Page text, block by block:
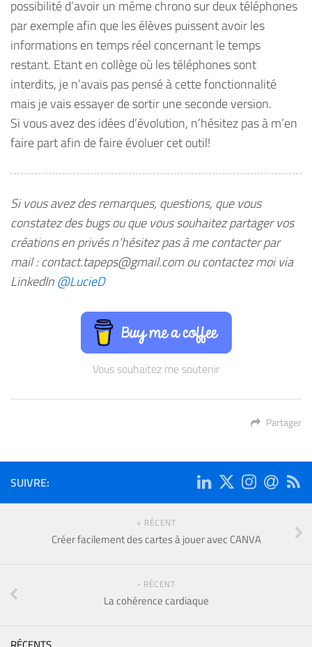
possibilité d’avoir un même chrono sur deux téléphones
par exemple afin que les élèves puissent avoir les
informations en temps réel concernant le temps
restant. Etant en collège où les téléphones sont
interdits, je n’avais pas pensé à cette fonctionnalité
mais je vais essayer de sortir une seconde version.
Si vous avez des idées d’évolution, n’hésitez pas à m’en
faire part afin de faire évoluer cet outil!
Si vous avez des remarques, questions, que vous
constatez des bugs ou que vous souhaitez partager vos
créations en privés n’hésitez pas à me contacter par
mail : contact.tapeps@gmail.com ou contactez moi via
LinkedIn@LucieD
Vous souhaitez me soutenir
Partager
SUIVRE:
+ RÉCENT
Créer facilement des cartes à jouer avec CANVA
- RÉCENT
La cohérence cardiaque